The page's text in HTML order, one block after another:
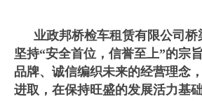
业政邦桥检车租赁有限公司
坚持“安全首位，信誉至上”的宗
品牌、诚信编织未来的经营理念
进取，在保持旺盛的发展活力基